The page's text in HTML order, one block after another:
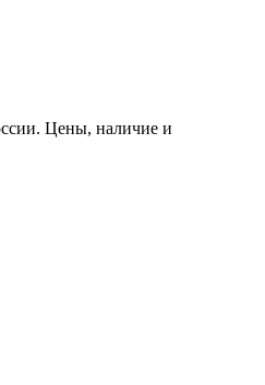
Цены, наличие и